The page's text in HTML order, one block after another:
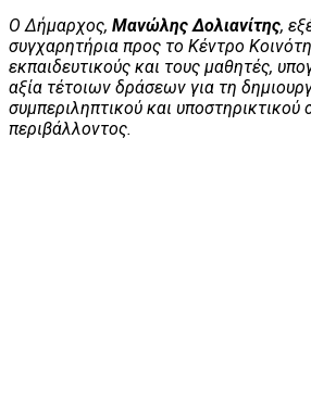
Ο Δήμαρχος, Μανώλης Δολιανίτης,
συγχαρητήρια προς το Κέντρο
εκπαιδευτικούς και τους μαθητές,
αξία τέτοιων δράσεων για τη
συμπεριληπτικού και υποστηρικτικού
περιβάλλοντος.